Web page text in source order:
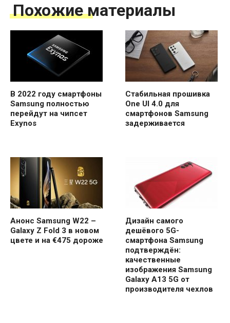
Похожие материалы
В 2022 году смартфоны
Samsung полностью
перейдут на чипсет
Exynos
Стабильная прошивка
One UI 4.0 для
смартфонов Samsung
задерживается
Анонс Samsung W22 –
Galaxy Z Fold 3 в новом
цвете и на €475 дороже
Дизайн самого
дешёвого 5G-
смартфона Samsung
подтверждён:
качественные
изображения Samsung
Galaxy A13 5G от
производителя чехлов